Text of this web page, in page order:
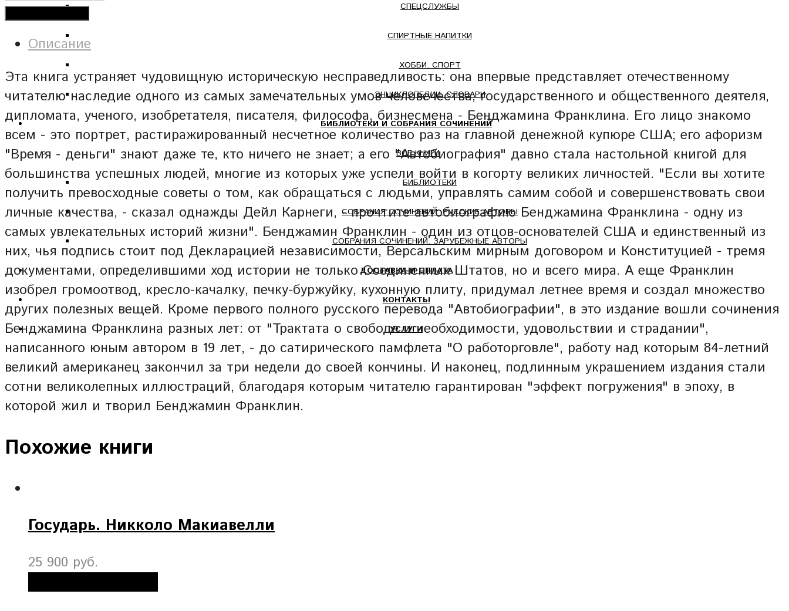
СПЕЦСЛУЖБЫ
СПИРТНЫЕ НАПИТКИ
ХОББИ. СПОРТ
ЭНЦИКЛОПЕДИИ. СЛОВАРИ
БИБЛИОТЕКИ И СОБРАНИЯ СОЧИНЕНИЙ
ВСЕ КНИГИ
БИБЛИОТЕКИ
СОБРАНИЯ СОЧИНЕНИЙ. РУССКИЕ АВТОРЫ
СОБРАНИЯ СОЧИНЕНИЙ. ЗАРУБЕЖНЫЕ АВТОРЫ
ДОСТАВКА И ОПЛАТА
КОНТАКТЫ
УСЛУГИ
Описание
Эта книга устраняет чудовищную историческую несправедливость: она впервые представляет отечественному
читателю наследие одного из самых замечательных умов человечества, государственного и общественного деятеля,
дипломата, ученого, изобретателя, писателя, философа, бизнесмена - Бенджамина Франклина. Его лицо знакомо
всем - это портрет, растиражированный несчетное количество раз на главной денежной купюре США; его афоризм
"Время - деньги" знают даже те, кто ничего не знает; а его "Автобиография" давно стала настольной книгой для
большинства успешных людей, многие из которых уже успели войти в когорту великих личностей. "Если вы хотите
получить превосходные советы о том, как обращаться с людьми, управлять самим собой и совершенствовать свои
личные качества, - сказал однажды Дейл Карнеги, - прочтите автобиографию Бенджамина Франклина - одну из
самых увлекательных историй жизни". Бенджамин Франклин - один из отцов-основателей США и единственный из
них, чья подпись стоит под Декларацией независимости, Версальским мирным договором и Конституцией - тремя
документами, определившими ход истории не только Соединенных Штатов, но и всего мира. А еще Франклин
изобрел громоотвод, кресло-качалку, печку-буржуйку, кухонную плиту, придумал летнее время и создал множество
других полезных вещей. Кроме первого полного русского перевода "Автобиографии", в это издание вошли сочинения
Бенджамина Франклина разных лет: от "Трактата о свободе и необходимости, удовольствии и страдании",
написанного юным автором в 19 лет, - до сатирического памфлета "О работорговле", работу над которым 84-летний
великий американец закончил за три недели до своей кончины. И наконец, подлинным украшением издания стали
сотни великолепных иллюстраций, благодаря которым читателю гарантирован "эффект погружения" в эпоху, в
которой жил и творил Бенджамин Франклин.
Похожие книги
Государь. Никколо Макиавелли
25 900 руб.